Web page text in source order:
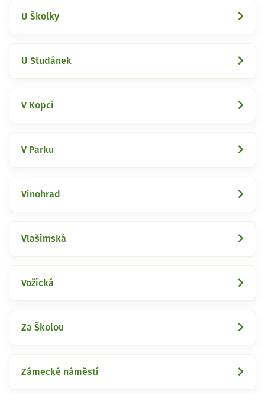
U Školky
U Studánek
V Kopci
V Parku
Vinohrad
Vlašimská
Vožická
Za Školou
Zámecké náměstí